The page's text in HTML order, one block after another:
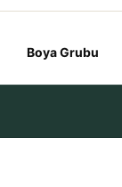
Boya Grubu